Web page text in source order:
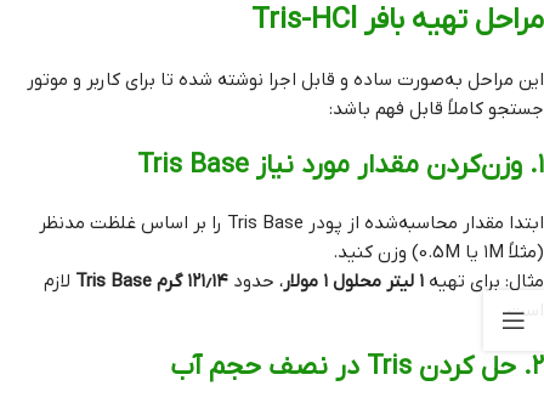
مراحل تهیه بافر Tris-HCl
این مراحل به‌صورت ساده و قابل اجرا نوشته شده تا برای کاربر و موتور
جستجو کاملاً قابل فهم باشد:
۱. وزن‌کردن مقدار مورد نیاز Tris Base
ابتدا مقدار محاسبه‌شده از پودر Tris Base را بر اساس غلظت مدنظر
(مثلاً ۱M یا 0.5M) وزن کنید.
مثال: برای تهیه ۱ لیتر محلول ۱ مولار ، حدود ۱۲۱٫۱۴ گرم Tris Base
لازم
است.
۲. حل کردن Tris در نصف حجم آب